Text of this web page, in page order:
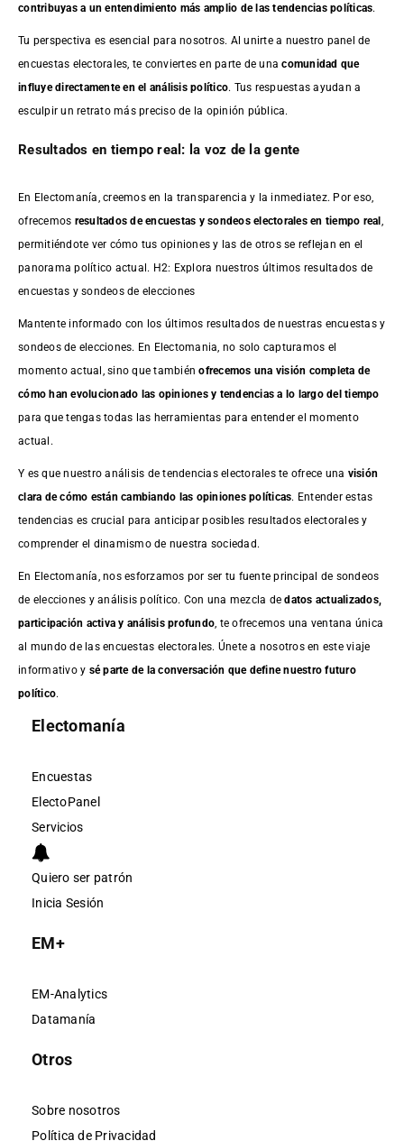
contribuyas a un entendimiento más amplio de las tendencias políticas.
Tu perspectiva es esencial para nosotros. Al unirte a nuestro panel de
encuestas electorales, te conviertes en parte de unacomunidad que
influye directamente en el análisis político. Tus respuestas ayudan a
esculpir un retrato más preciso de la opinión pública.
Resultados en tiempo real: la voz de la gente
En Electomanía, creemos en la transparencia y la inmediatez. Por eso,
ofrecemos resultados deencuestas y sondeos electorales en tiempo real
permitiéndote ver cómo tus opiniones y las de otros se reflejan en el
panorama político actual. H2: Explora nuestros últimos resultados de
encuestas y sondeos de elecciones
Mantente informado con los últimos resultados de nuestras encuestasy
sondeos de elecciones. En Electomania, no solo capturamos el
momento actual, sino que tambiénofrecemos una visión completa de
cómo han evolucionado las opiniones y tendencias a lo largo del tiempo
para que tengas todas las herramientas para entender el momento
actual.
Y es que nuestro análisis de tendencias electorales te ofrece una visión
clara de cómo están cambiando las opiniones políticas. Entender estas
tendencias es crucial para anticipar posibles resultados electorales y
comprender el dinamismo de nuestra sociedad.
En Electomanía, nos esforzamos por ser tu fuente principal de sondeos
de elecciones y análisis político. Con una mezcla dedatos actualizados,
participación activa y análisis profundo , te ofrecemos una ventana única
al mundo de las encuestas electorales. Únete a nosotros en este viaje
informativo y sé parte de la conversación que define nuestro futuro
político.
Electomanía
Encuestas
ElectoPanel
Servicios
Quiero ser patrón
Inicia Sesión
EM+
EM-Analytics
Datamanía
Otros
Sobre nosotros
Política de Privacidad